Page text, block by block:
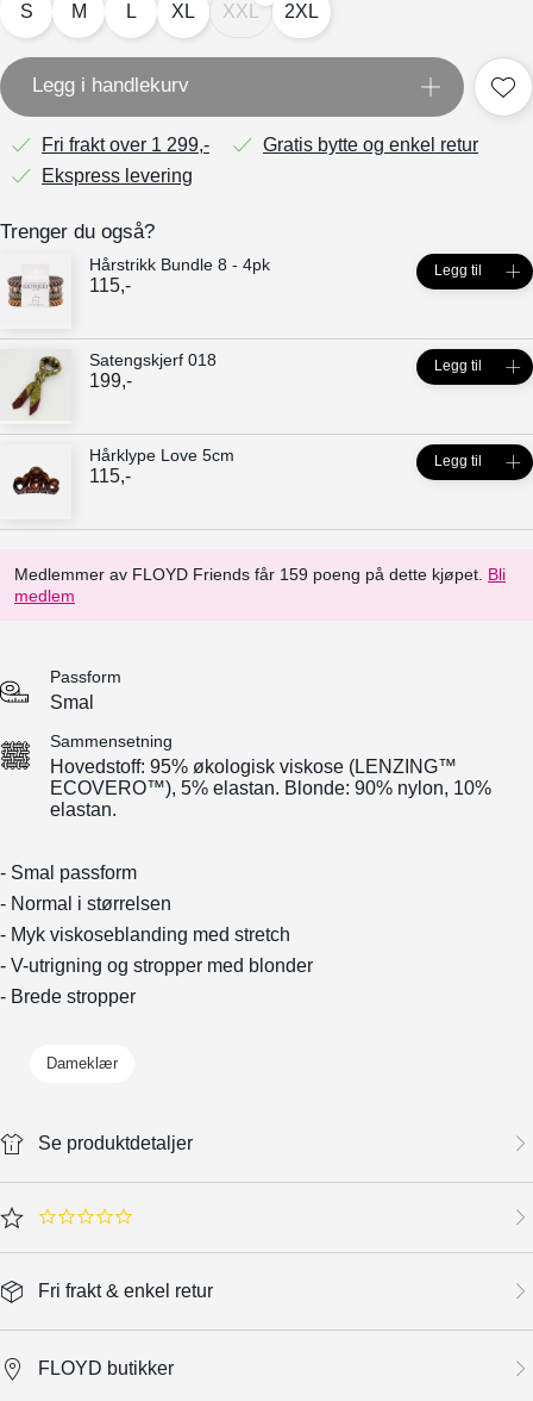
S M L XL XXL 2XL
Legg i handlekurv
Fri frakt over 1 299,-
Gratis bytte og enkel retur
Ekspress levering
Medlemmer av FLOYD Friends får 159 poeng på dette kjøpet. Bli
medlem
Trenger du også?
Hårstrikk Bundle 8 - 4pk
115,-
Legg til
Satengskjerf 018
199,-
Legg til
Hårklype Love 5cm
115,-
Legg til
Passform
Smal
Sammensetning
Hovedstoff: 95% økologisk viskose (LENZING™
ECOVERO™), 5% elastan. Blonde: 90% nylon, 10%
elastan.
- Smal passform
- Normal i størrelsen
- Myk viskoseblanding med stretch
- V-utrigning og stropper med blonder
- Brede stropper
Dameklær
Se produktdetaljer
0.0 star rating
Fri frakt & enkel retur
FLOYD butikker